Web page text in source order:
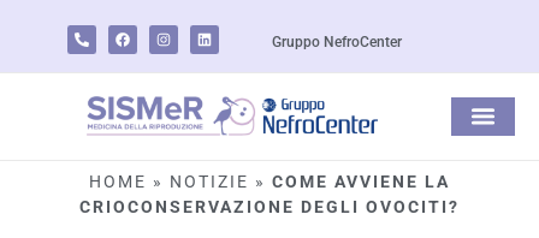
Gruppo NefroCenter
HOME » NOTIZIE » COME AVVIENE LA
CRIOCONSERVAZIONE DEGLI OVOCITI?